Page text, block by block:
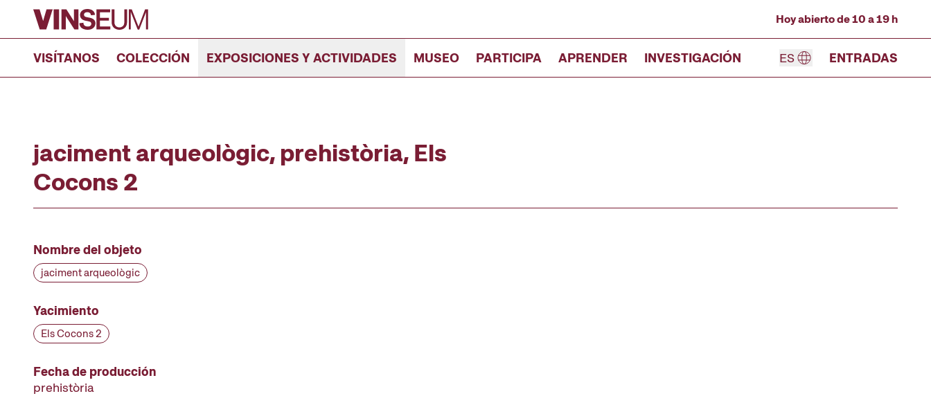
Ir al contenido
Hoy abierto de 10 a 19 h
VISÍTANOS COLECCIÓN EXPOSICIONES Y ACTIVIDADES MUSEO PARTICIPA APRENDER INVESTIGACIÓN ES ENTRADAS
jaciment arqueològic, prehistòria, Els
Cocons 2
Nombre del objeto
jaciment arqueològic
Yacimiento
Els Cocons 2
Fecha de producción
prehistòria